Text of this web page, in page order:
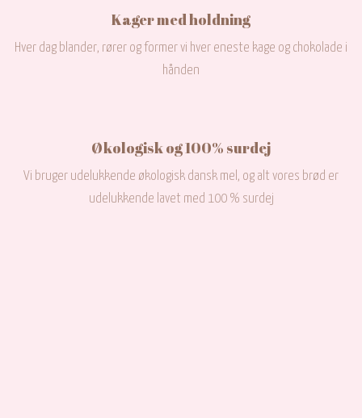
Kager med holdning
Hver dag blander, rører og former vi hver eneste kage og chokolade i
hånden
Økologisk og 100% surdej
Vi bruger udelukkende økologisk dansk mel, og alt vores brød er
udelukkende lavet med 100 % surdej